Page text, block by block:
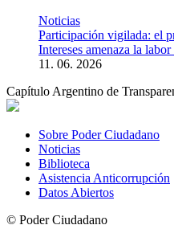
Noticias
Participación vigilada: el
Intereses amenaza la
11. 06. 2026
Capítulo Argentino de
Sobre Poder Ciudadano
Noticias
Biblioteca
Asistencia Anticorrupción
Datos Abiertos
© Poder Ciudadano